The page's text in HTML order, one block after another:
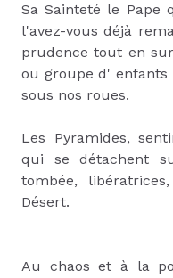
Sa Sainteté le Pape
l'avez-vous déjà
prudence tout en
ou groupe d' enfants
sous nos roues.
Les Pyramides,
qui se détachent
tombée,
Désert.
Au chaos et à la